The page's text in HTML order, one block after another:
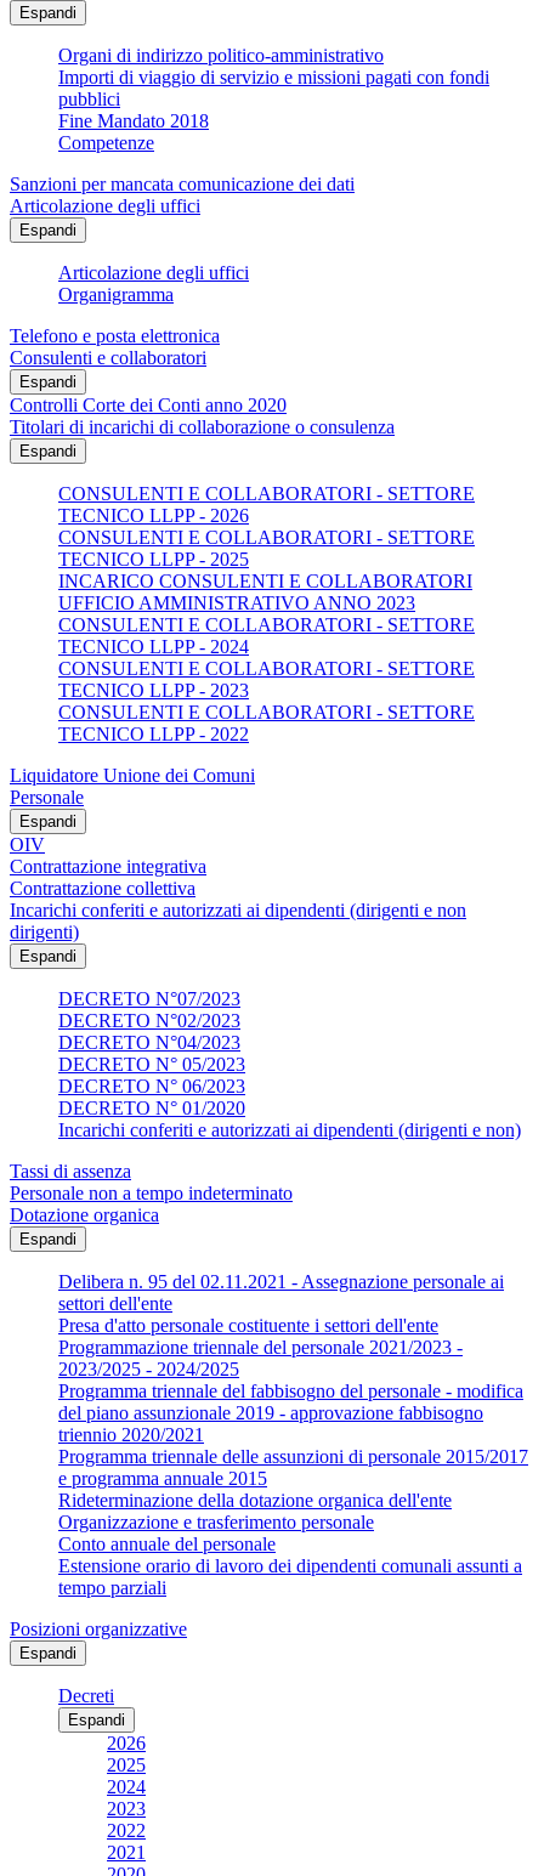
Espandi
Organi di indirizzo politico-amministrativo
Importi di viaggio di servizio e missioni pagati con fondi
pubblici
Fine Mandato 2018
Competenze
Sanzioni per mancata comunicazione dei dati
Articolazione degli uffici
Espandi
Articolazione degli uffici
Organigramma
Telefono e posta elettronica
Consulenti e collaboratori
Espandi
Controlli Corte dei Conti anno 2020
Titolari di incarichi di collaborazione o consulenza
Espandi
CONSULENTI E COLLABORATORI - SETTORE
TECNICO LLPP - 2026
CONSULENTI E COLLABORATORI - SETTORE
TECNICO LLPP - 2025
INCARICO CONSULENTI E COLLABORATORI
UFFICIO AMMINISTRATIVO ANNO 2023
CONSULENTI E COLLABORATORI - SETTORE
TECNICO LLPP - 2024
CONSULENTI E COLLABORATORI - SETTORE
TECNICO LLPP - 2023
CONSULENTI E COLLABORATORI - SETTORE
TECNICO LLPP - 2022
Liquidatore Unione dei Comuni
Personale
Espandi
OIV
Contrattazione integrativa
Contrattazione collettiva
Incarichi conferiti e autorizzati ai dipendenti (dirigenti e non
dirigenti)
Espandi
DECRETO N°07/2023
DECRETO N°02/2023
DECRETO N°04/2023
DECRETO N° 05/2023
DECRETO N° 06/2023
DECRETO N° 01/2020
Incarichi conferiti e autorizzati ai dipendenti (dirigenti e non)
Tassi di assenza
Personale non a tempo indeterminato
Dotazione organica
Espandi
Delibera n. 95 del 02.11.2021 - Assegnazione personale ai
settori dell'ente
Presa d'atto personale costituente i settori dell'ente
Programmazione triennale del personale 2021/2023 -
2023/2025 - 2024/2025
Programma triennale del fabbisogno del personale - modifica
del piano assunzionale 2019 - approvazione fabbisogno
triennio 2020/2021
Programma triennale delle assunzioni di personale 2015/2017
e programma annuale 2015
Rideterminazione della dotazione organica dell'ente
Organizzazione e trasferimento personale
Conto annuale del personale
Estensione orario di lavoro dei dipendenti comunali assunti a
tempo parziali
Posizioni organizzative
Espandi
Decreti
Espandi
2026
2025
2024
2023
2022
2021